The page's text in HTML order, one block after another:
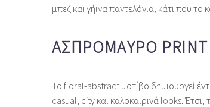
μπεζ και γήινα παντελόνια, κάτι που το
ΑΣΠΡΌΜΑΥΡΟ PRINT
Το floral‑abstract μοτίβο δημιουργεί
casual, city και καλοκαιρινά looks.